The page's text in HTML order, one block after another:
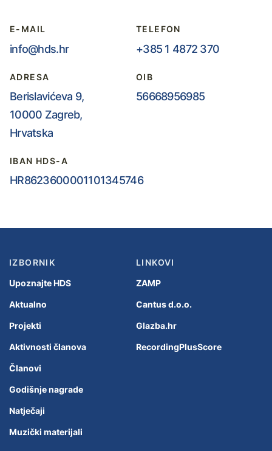
E-MAIL
info@hds.hr
TELEFON
+385 1 4872 370
ADRESA
Berislavićeva 9,
10000 Zagreb,
Hrvatska
OIB
56668956985
IBAN HDS-A
HR8623600001101345746
IZBORNIK
Upoznajte HDS
Aktualno
Projekti
Aktivnosti članova
Članovi
Godišnje nagrade
Natječaji
Muzički materijali
LINKOVI
ZAMP
Cantus d.o.o.
Glazba.hr
RecordingPlusScore